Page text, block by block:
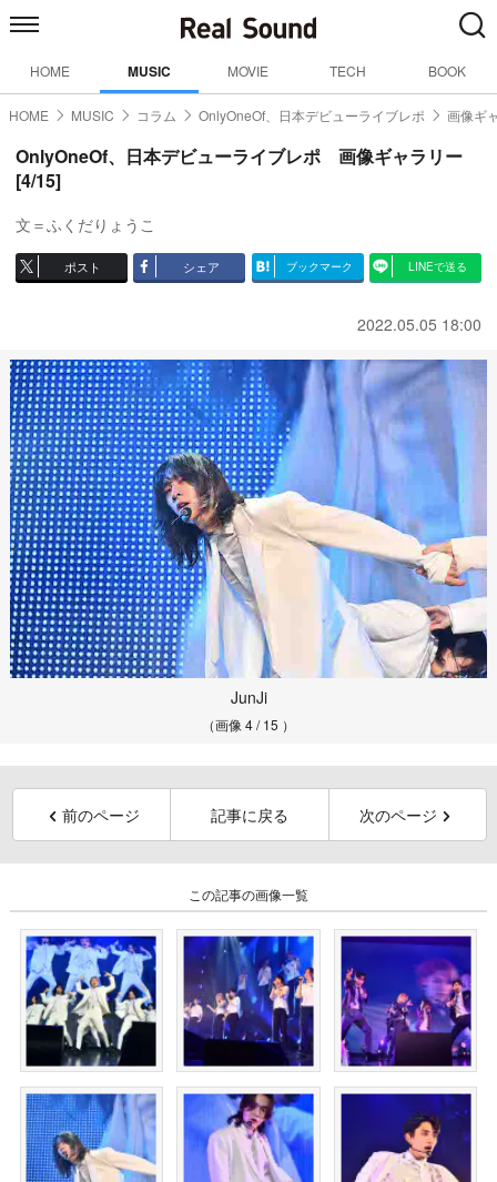
HOME MUSIC MOVIE TECH BOOK
HOME MUSIC コラム OnlyOneOf、日本デビューライブレポ 画像ギ
OnlyOneOf、日本デビューライブレポ 画像ギャラリー
[4/15]
文＝ふくだりょうこ
ポスト シェア ブックマーク LINEで送る
2022.05.05 18:00
JunJi
（画像 4 / 15 ）
前のページ 記事に戻る 次のページ
この記事の画像一覧